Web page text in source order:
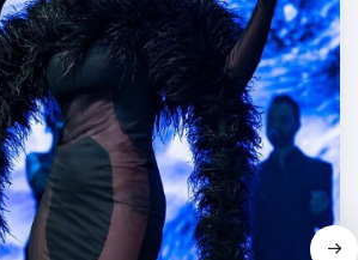
asma kat bölümünde yer alan
bistroların bulunduğu alanı kapsar.
0549 556 78 79
numaralı
rezervasyon yaptırmaları
minimum 2 kişi olması şartı
imkanısunulmaktadır.